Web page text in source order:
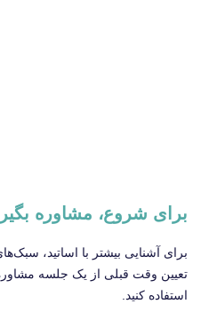
برای شروع، مشاوره
برای آشنایی بیشتر با اساتید،
تعیین وقت قبلی از یک جلسه مشاوره
استفاده کنید.